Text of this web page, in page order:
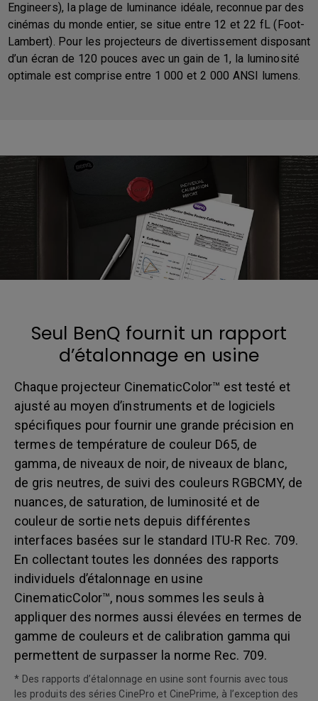
Engineers), la plage de luminance idéale, reconnue par des
cinémas du monde entier, se situe entre 12 et 22 fL (Foot-
Lambert). Pour les projecteurs de divertissement disposant
d’un écran de 120 pouces avec un gain de 1, la luminosité
optimale est comprise entre 1 000 et 2 000 ANSI lumens.
Seul BenQ fournit un rapport
d’étalonnage en usine
Chaque projecteur CinematicColor™ est testé et
ajusté au moyen d’instruments et de logiciels
spécifiques pour fournir une grande précision en
termes de température de couleur D65, de
gamma, de niveaux de noir, de niveaux de blanc,
de gris neutres, de suivi des couleurs RGBCMY, de
nuances, de saturation, de luminosité et de
couleur de sortie nets depuis différentes
interfaces basées sur le standard ITU-R Rec. 709.
En collectant toutes les données des rapports
individuels d’étalonnage en usine
CinematicColor™, nous sommes les seuls à
appliquer des normes aussi élevées en termes de
gamme de couleurs et de calibration gamma qui
permettent de surpasser la norme Rec. 709.
* Des rapports d’étalonnage en usine sont fournis avec tous
les produits des séries CinePro et CinePrime, à l’exception des